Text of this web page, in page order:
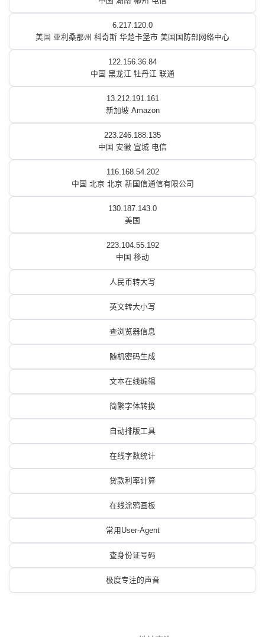
6.217.120.0
美国 亚利桑那州 科奇斯 华楚卡堡市 美国国防部网络中心
122.156.36.84
中国 黑龙江 牡丹江 联通
13.212.191.161
新加坡 Amazon
223.246.188.135
中国 安徽 宣城 电信
116.168.54.202
中国 北京 北京 新国信通信有限公司
130.187.143.0
美国
223.104.55.192
中国 移动
人民币转大写
英文转大小写
查浏览器信息
随机密码生成
文本在线编辑
简繁字体转换
自动排版工具
在线字数统计
贷款利率计算
在线涂鸦画板
常用User-Agent
查身份证号码
极度专注的声音